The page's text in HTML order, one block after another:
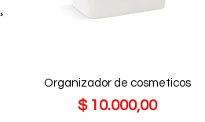
Organizador de cosmeticos
Precio
$ 10.000,00